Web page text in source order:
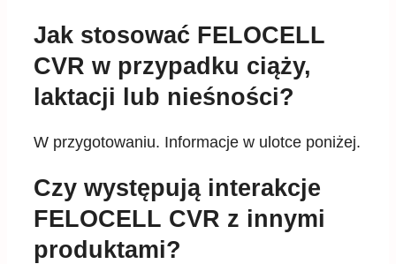
Jak stosować FELOCELL
CVR w przypadku ciąży,
laktacji lub nieśności?
W przygotowaniu. Informacje w ulotce poniżej.
Czy występują interakcje
FELOCELL CVR z innymi
produktami?